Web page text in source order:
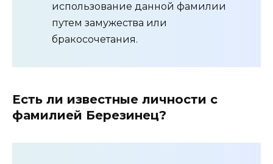
использование данной фамилии
путем замужества или
бракосочетания.
Есть ли известные личности с
фамилией Березинец?